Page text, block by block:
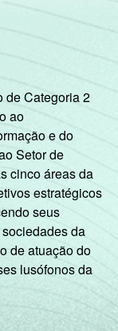
de Categoria 2
ao
e do
Setor de
cinco áreas da
estratégicos
seus
da
de atuação do
lusófonos da